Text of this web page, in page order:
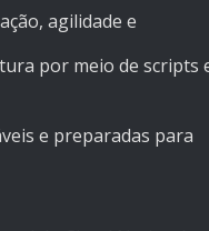
agilidade e
por meio de scripts
e preparadas para